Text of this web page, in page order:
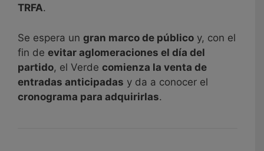
TRFA.
Se espera un gran marco de público y, con el
fin de evitar aglomeraciones el día del
partido, el Verde comienza la venta de
entradas anticipadas y da a conocer el
cronograma para adquirirlas.